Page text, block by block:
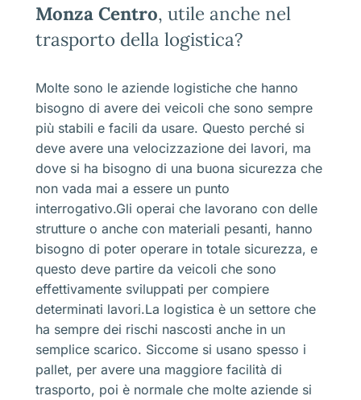
Monza Centro, utile anche nel
trasporto della logistica?
Molte sono le aziende logistiche che hanno
bisogno di avere dei veicoli che sono sempre
più stabili e facili da usare. Questo perché si
deve avere una velocizzazione dei lavori, ma
dove si ha bisogno di una buona sicurezza che
non vada mai a essere un punto
interrogativo.Gli operai che lavorano con delle
strutture o anche con materiali pesanti, hanno
bisogno di poter operare in totale sicurezza, e
questo deve partire da veicoli che sono
effettivamente sviluppati per compiere
determinati lavori.La logistica è un settore che
ha sempre dei rischi nascosti anche in un
semplice scarico. Siccome si usano spesso i
pallet, per avere una maggiore facilità di
trasporto, poi è normale che molte aziende si